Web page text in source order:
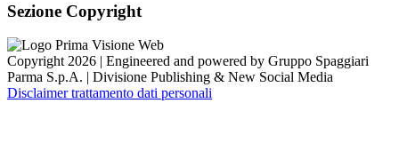
Sezione Copyright
Copyright 2026 | Engineered and powered by Gruppo Spaggiari
Parma S.p.A. | Divisione Publishing & New Social Media
Disclaimer trattamento dati personali